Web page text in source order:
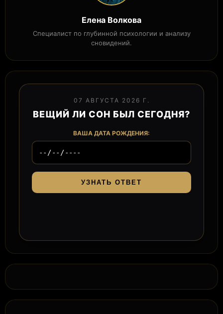
Елена Волкова
Специалист по глубинной психологии и анализу
сновидений.
07 АВГУСТА 2026 Г.
ВЕЩИЙ ЛИ СОН БЫЛ СЕГОДНЯ?
ВАША ДАТА РОЖДЕНИЯ:
УЗНАТЬ ОТВЕТ